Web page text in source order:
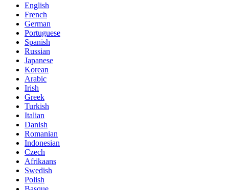
English
French
German
Portuguese
Spanish
Russian
Japanese
Korean
Arabic
Irish
Greek
Turkish
Italian
Danish
Romanian
Indonesian
Czech
Afrikaans
Swedish
Polish